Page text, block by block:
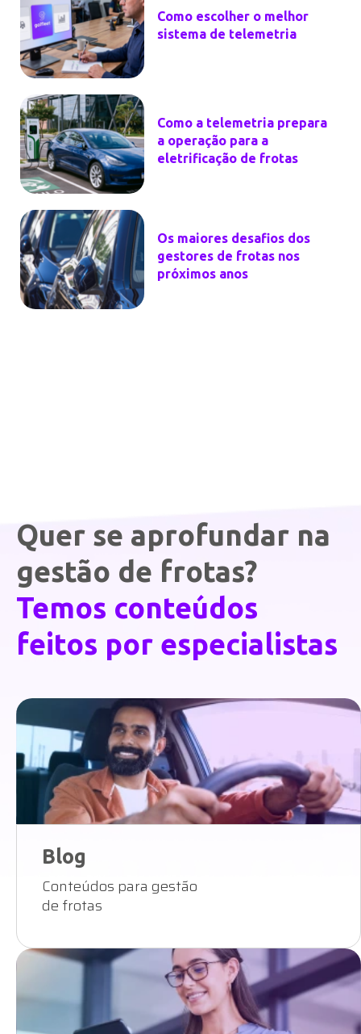
Como escolher o melhor
sistema de telemetria
Como a telemetria prepara
a operação para a
eletrificação de frotas
Os maiores desafios dos
gestores de frotas nos
próximos anos
Quer se aprofundar na
gestão de frotas?
Temos conteúdos
feitos por especialistas
Blog
Conteúdos para gestão
de frotas